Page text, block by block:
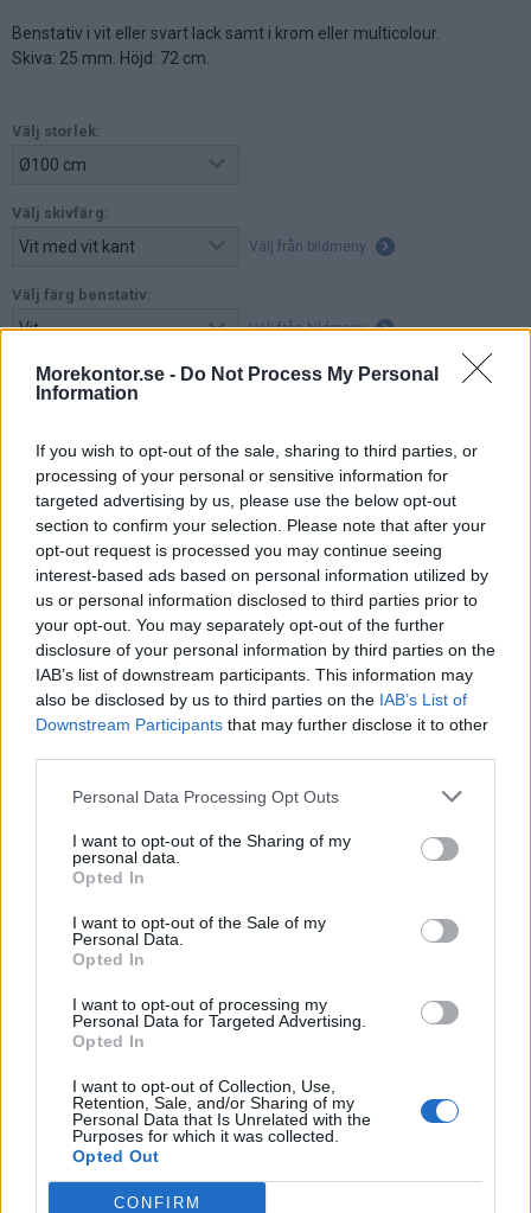
Morekontor.se - Do Not Process My Personal
Information
If you wish to opt-out of the sale, sharing to third parties, or
processing of your personal or sensitive information for
targeted advertising by us, please use the below opt-out
section to confirm your selection. Please note that after your
opt-out request is processed you may continue seeing
interest-based ads based on personal information utilized by
us or personal information disclosed to third parties prior to
your opt-out. You may separately opt-out of the further
disclosure of your personal information by third parties on the
IAB’s list of downstream participants. This information may
also be disclosed by us to third parties on the IAB’s List of
Downstream Participants that may further disclose it to other
Personal Data Processing Opt Outs
I want to opt-out of the Sharing of my
personal data.
Opted In
I want to opt-out of the Sale of my
Personal Data.
Opted In
I want to opt-out of processing my
Personal Data for Targeted Advertising.
Opted In
I want to opt-out of Collection, Use,
Retention, Sale, and/or Sharing of my
Personal Data that Is Unrelated with the
Purposes for which it was collected.
Opted Out
CONFIRM
Benstativ i vit eller svart lack samt i krom eller multicolour.
Skiva: 25 mm. Höjd: 72 cm.
Välj storlek:
Välj skivfärg:
Välj från bildmeny
Välj färg benstativ:
Välj från bildmeny
Lägg i varukorg
Art nr:MAD11XL-VV-V |Leveranstid:Ca 4 veckor
Betala mot faktura (pdf), e-faktura eller Visa/Mastercard.
Leverans till er dörr
Vi levererar kontorsmöbler till ert
Fakta om materialval
Utförande skiva
Denna serie kan fås i olika exklusiv skrivmaterial från slitstark
laminat till vackra träfanéer. Skivorna är 25 mm tjocka och
har en fasad kant som gör skivan visuellt väldigt tunn.
lackad i färgen som väljs på laminaten.
Färgkarta